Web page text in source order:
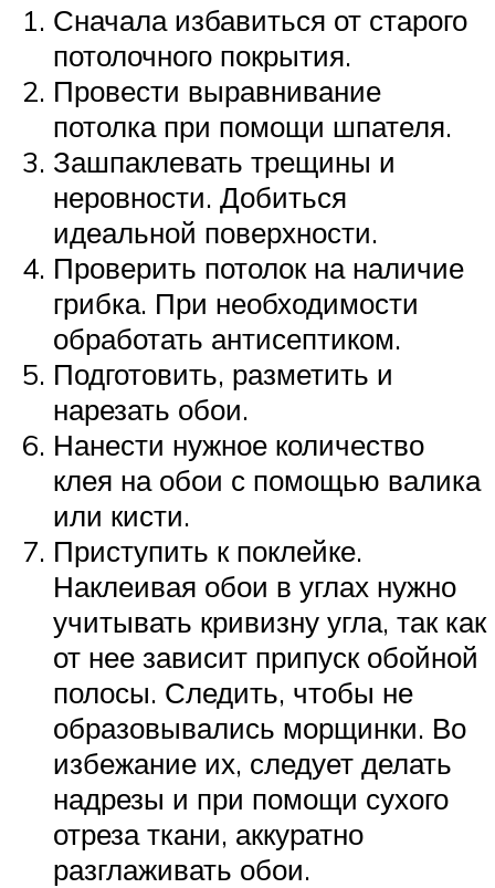
Сначала избавиться от старого
потолочного покрытия.
Провести выравнивание
потолка при помощи шпателя.
Зашпаклевать трещины и
неровности. Добиться
идеальной поверхности.
Проверить потолок на наличие
грибка. При необходимости
обработать антисептиком.
Подготовить, разметить и
нарезать обои.
Нанести нужное количество
клея на обои с помощью валика
или кисти.
Приступить к поклейке.
Наклеивая обои в углах нужно
учитывать кривизну угла, так как
от нее зависит припуск обойной
полосы. Следить, чтобы не
образовывались морщинки. Во
избежание их, следует делать
надрезы и при помощи сухого
отреза ткани, аккуратно
разглаживать обои.